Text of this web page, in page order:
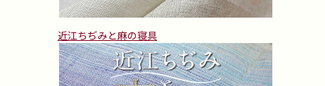
近江ちぢみと麻の寝具